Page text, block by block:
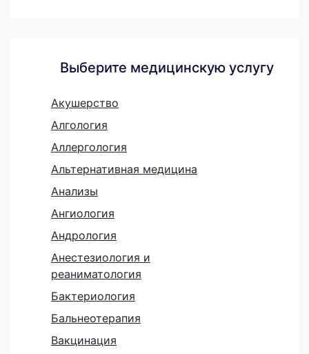
Выберите медицинскую услугу
Акушерство
Алгология
Аллергология
Альтернативная медицина
Анализы
Ангиология
Андрология
Анестезиология и
реаниматология
Бактериология
Бальнеотерапия
Вакцинация